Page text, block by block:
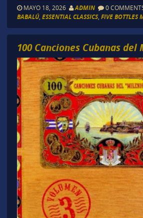
MAYO 18, 2026 ADMIN 0
BABALÚ, ESSENTIAL CLASSICS, FIVE BOTTLES
100 Canciones Cubanas del